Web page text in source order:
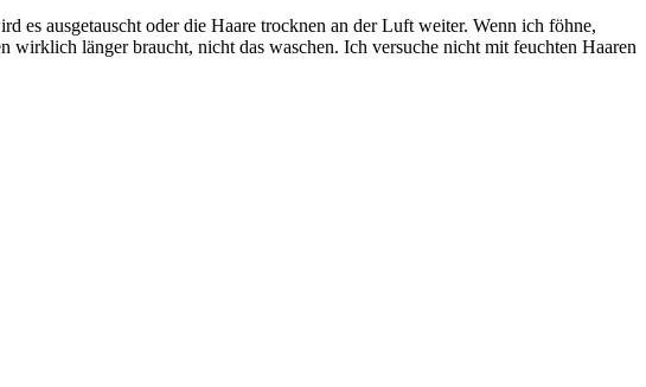
es ausgetauscht oder die Haare trocknen an der Luft weiter. Wenn ich föhne,
länger braucht, nicht das waschen. Ich versuche nicht mit feuchten Haaren